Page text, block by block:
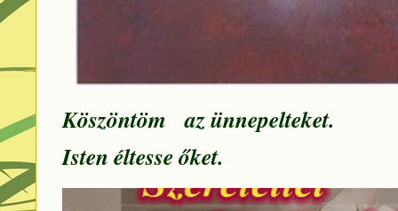
Köszöntöm az ünnepelteket.
Isten éltesse őket.